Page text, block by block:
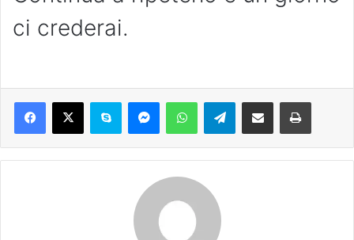
ci crederai.